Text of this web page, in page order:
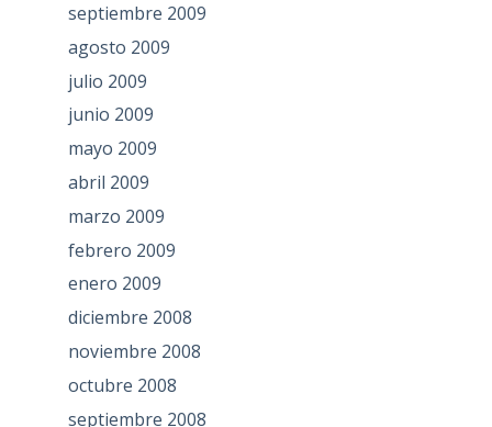
septiembre 2009
agosto 2009
julio 2009
junio 2009
mayo 2009
abril 2009
marzo 2009
febrero 2009
enero 2009
diciembre 2008
noviembre 2008
octubre 2008
septiembre 2008